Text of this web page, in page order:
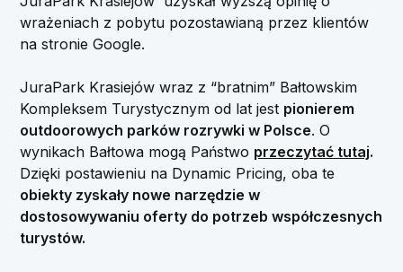
wrażeniach z pobytu pozostawianą przez klientów
na stronie Google.
JuraPark Krasiejów wraz z “bratnim” Bałtowskim
Kompleksem Turystycznym od lat jest pionierem
outdoorowych parków rozrywki w Polsce. O
wynikach Bałtowa mogą Państwo przeczytać tutaj.
Dzięki postawieniu na Dynamic Pricing, oba te
obiekty zyskały nowe narzędzie w
dostosowywaniu oferty do potrzeb współczesnych
turystów.